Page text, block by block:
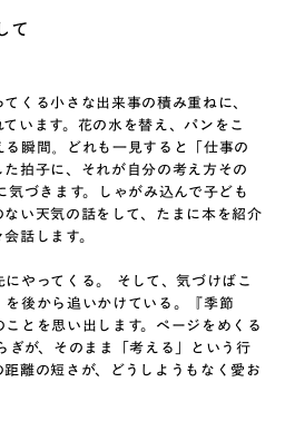
て
くる小さな出来事の積み重ねに、
います。花の水を替え、パンをこ
瞬間。どれも一見すると「仕事の
拍子に、それが自分の考え方その
気づきます。しゃがみ込んで子ども
い天気の話をして、たまに本を紹介
話します。
やってくる。 そして、気づけばこ
後から追いかけている。『季節
とを思い出します。ページをめくる
ぎが、そのまま「考える」という行
離の短さが、どうしようもなく愛お